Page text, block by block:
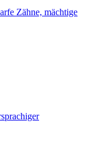
Zähne, mächtige